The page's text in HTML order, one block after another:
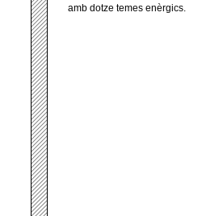
amb dotze temes enèrgics.